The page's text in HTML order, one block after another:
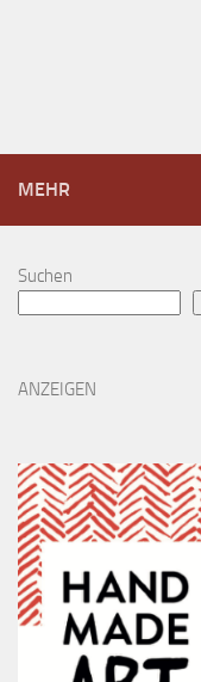
MEHR
Suchen
ANZEIGEN